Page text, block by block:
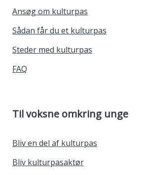
Ansøg om kulturpas
Sådan får du et kulturpas
Steder med kulturpas
FAQ
Til voksne omkring unge
Bliv en del af kulturpas
Bliv kulturpasaktør